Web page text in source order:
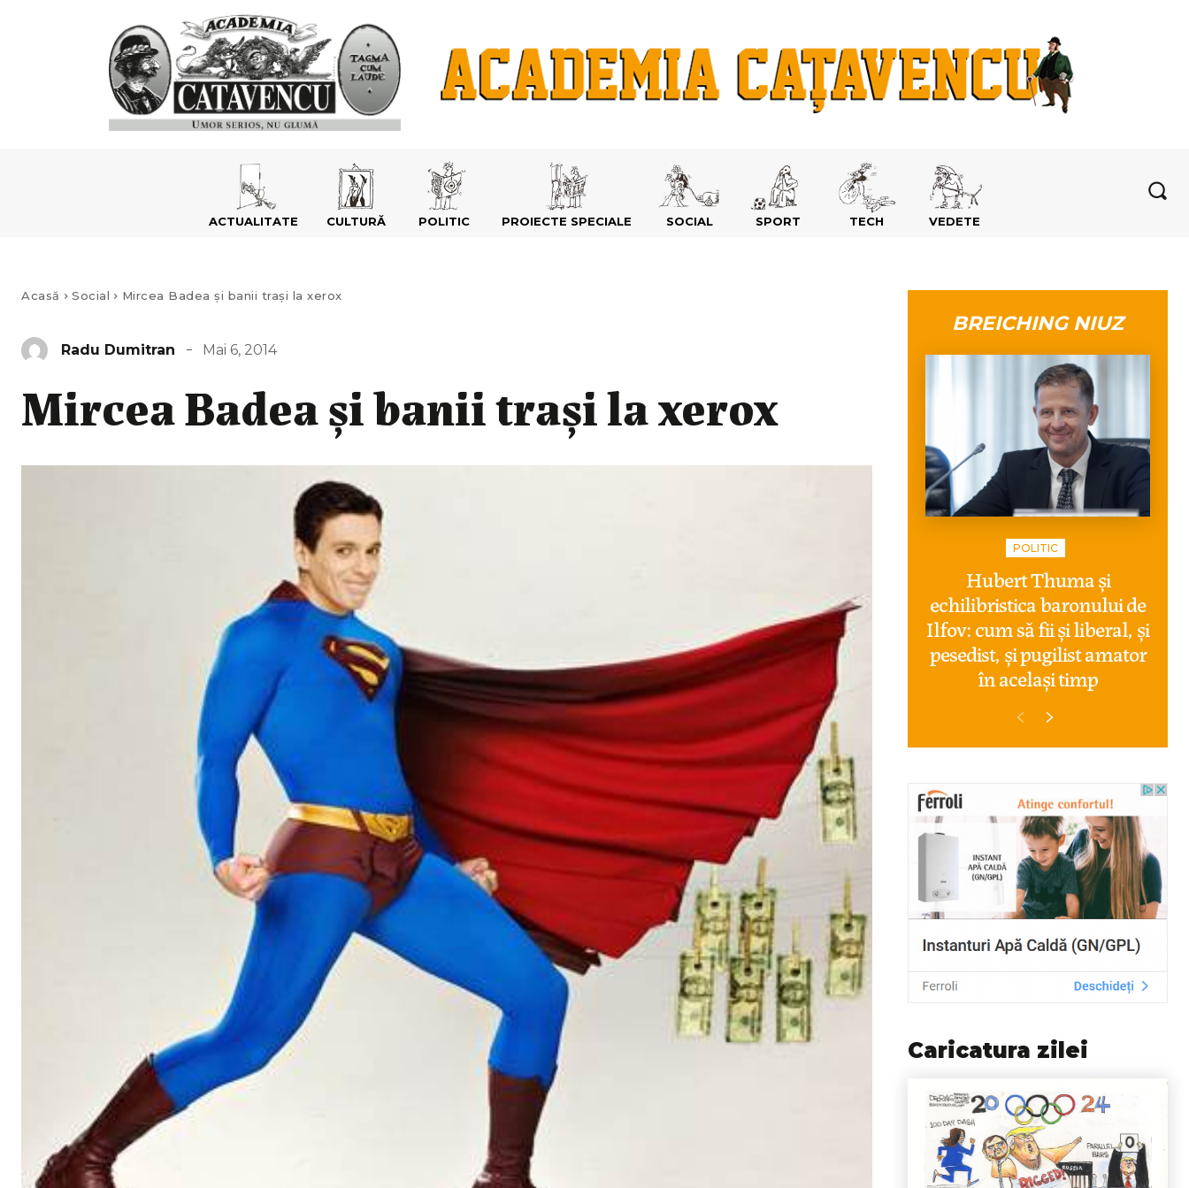
ACTUALITATE CULTURĂ POLITIC PROIECTE SPECIALE SOCIAL SPORT TECH VEDETE
Acasă Social Mircea Badea și banii trași la xerox
Radu Dumitran Mai 6, 2014
Mircea Badea și banii trași la xerox
BREICHING NIUZ
POLITIC
Hubert Thuma și
echilibristica baronului de
Ilfov: cum să fii și liberal, și
pesedist, și pugilist amator
în același timp
Caricatura zilei